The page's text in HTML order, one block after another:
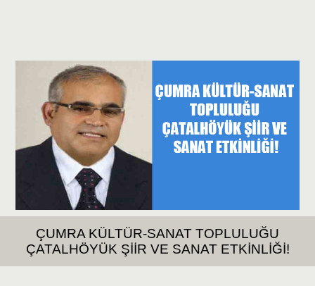
ÇUMRA KÜLTÜR-SANAT TOPLULUĞU
ÇATALHÖYÜK ŞİİR VE SANAT ETKİNLİĞİ!